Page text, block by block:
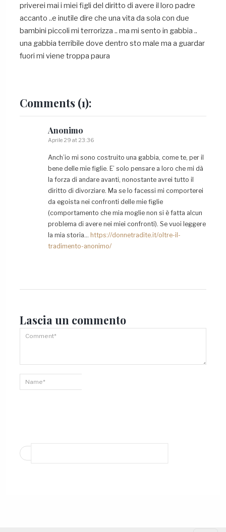
priverei mai i miei figli del diritto di avere il loro padre
accanto ..e inutile dire che una vita da sola con due
bambini piccoli mi terrorizza .. ma mi sento in gabbia ..
una gabbia terribile dove dentro sto male ma a guardar
fuori mi viene troppa paura
Comments (1):
Anonimo
Aprile 29 at 23:36
Anch’io mi sono costruito una gabbia, come te, per il
bene delle mie figlie. E’ solo pensare a loro che mi dà
la forza di andare avanti, nonostante avrei tutto il
diritto di divorziare. Ma se lo facessi mi comporterei
da egoista nei confronti delle mie figlie
(comportamento che mia moglie non si è fatta alcun
problema di avere nei miei confronti). Se vuoi leggere
la mia storia… https://donnetradite.it/oltre-il-
tradimento-anonimo/
Lascia un commento